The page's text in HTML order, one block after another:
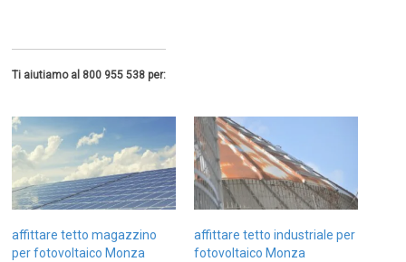
Ti aiutiamo al 800 955 538 per:
affittare tetto magazzino
per fotovoltaico Monza
affittare tetto industriale per
fotovoltaico Monza